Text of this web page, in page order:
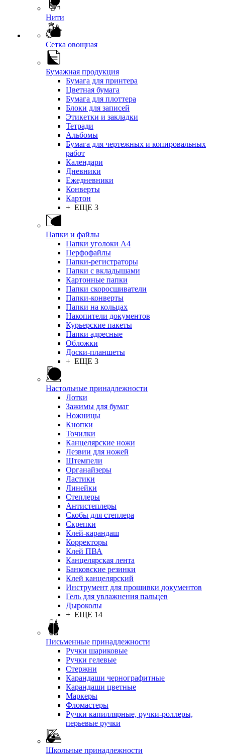
Нити
Сетка овощная
Бумажная продукция
Бумага для принтера
Цветная бумага
Бумага для плоттера
Блоки для записей
Этикетки и закладки
Тетради
Альбомы
Бумага для чертежных и копировальных
работ
Календари
Дневники
Ежедневники
Конверты
Картон
+ ЕЩЕ 3
Папки и файлы
Папки уголоки А4
Перфофайлы
Папки-регистраторы
Папки с вкладышами
Картонные папки
Папки скоросшиватели
Папки-конверты
Папки на кольцах
Накопители документов
Курьерские пакеты
Папки адресные
Обложки
Доски-планшеты
+ ЕЩЕ 3
Настольные принадлежности
Лотки
Зажимы для бумаг
Ножницы
Кнопки
Точилки
Канцелярские ножи
Лезвии для ножей
Штемпели
Органайзеры
Ластики
Линейки
Степлеры
Антистеплеры
Скобы для степлера
Скрепки
Клей-карандаш
Корректоры
Клей ПВА
Канцелярская лента
Банковские резинки
Клей канцелярский
Инструмент для прошивки документов
Гель для увлажнения пальцев
Дыроколы
+ ЕЩЕ 14
Письменные принадлежности
Ручки шариковые
Ручки гелевые
Стержни
Карандаши чернографитные
Карандаши цветные
Маркеры
Фломастеры
Ручки капиллярные, ручки-роллеры,
перьевые ручки
Школьные принадлежности